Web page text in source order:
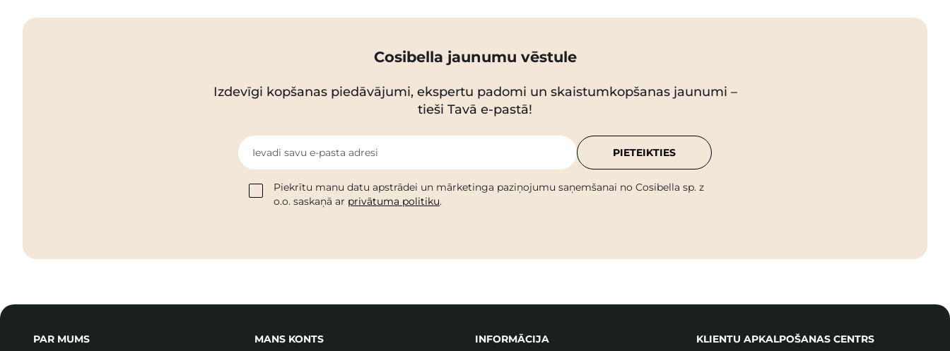
Cosibella jaunumu vēstule
Izdevīgi kopšanas piedāvājumi, ekspertu padomi un skaistumkopšanas jaunumi –
tieši Tavā e-pastā!
Ievadi savu e-pasta adresi
Piekrītu manu datu apstrādei un mārketinga paziņojumu saņemšanai no Cosibella sp. z
o.o. saskaņā ar privātuma politiku.
PIETEIKTIES
PAR MUMS
MANS KONTS
INFORMĀCIJA
KLIENTU APKALPOŠANAS CENTRS